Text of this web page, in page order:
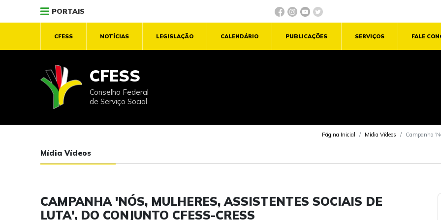
PORTAIS
CFESS NOTÍCIAS LEGISLAÇÃO CALENDÁRIO PUBLICAÇÕES SERVIÇOS FALE
CFESS
Conselho Federal
de Serviço Social
Página Inicial Mídia Vídeos Campanha
Mídia Vídeos
CAMPANHA 'NÓS, MULHERES, ASSISTENTES SOCIAIS DE
LUTA', DO CONJUNTO CFESS-CRESS